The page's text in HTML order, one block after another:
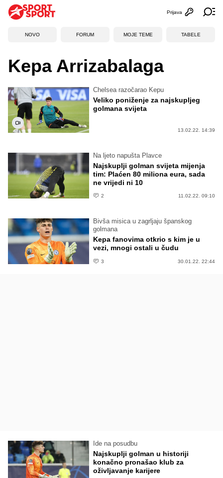
Otvori
Prijava
NOVO FORUM MOJE TEME TABELE
Kepa Arrizabalaga
Chelsea razočarao Kepu
Veliko poniženje za najskupljeg
golmana svijeta
13.02.22. 14:39
Na ljeto napušta Plavce
Najskuplji golman svijeta mijenja
tim: Plaćen 80 miliona eura, sada
ne vrijedi ni 10
2 11.02.22. 09:10
Bivša misica u zagrljaju španskog
golmana
Kepa fanovima otkrio s kim je u
vezi, mnogi ostali u čudu
3 30.01.22. 22:44
Ide na posudbu
Najskuplji golman u historiji
konačno pronašao klub za
oživljavanje karijere